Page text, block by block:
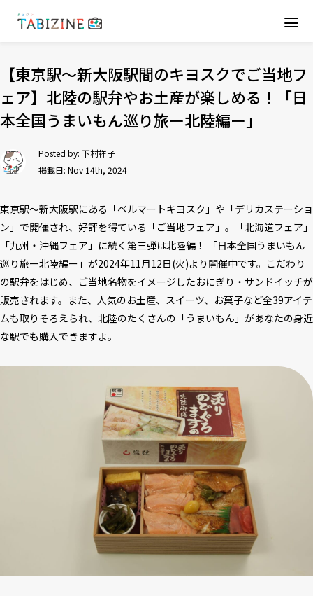
【東京駅～新大阪駅間のキヨスクでご当地フ
ェア】北陸の駅弁やお土産が楽しめる！「日
本全国うまいもん巡り旅ー北陸編ー」
Posted by: 下村祥子
掲載日: Nov 14th, 2024
東京駅～新大阪駅にある「ベルマートキヨスク」や「デリカステーショ
ン」で開催され、好評を得ている「ご当地フェア」。「北海道フェア」
「九州・沖縄フェア」に続く第三弾は北陸編！ 「日本全国うまいもん
巡り旅ー北陸編ー」が2024年11月12日(火)より開催中です。こだわり
の駅弁をはじめ、ご当地名物をイメージしたおにぎり・サンドイッチが
販売されます。また、人気のお土産、スイーツ、お菓子など全39アイテ
ムも取りそろえられ、北陸のたくさんの「うまいもん」があなたの身近
な駅でも購入できますよ。